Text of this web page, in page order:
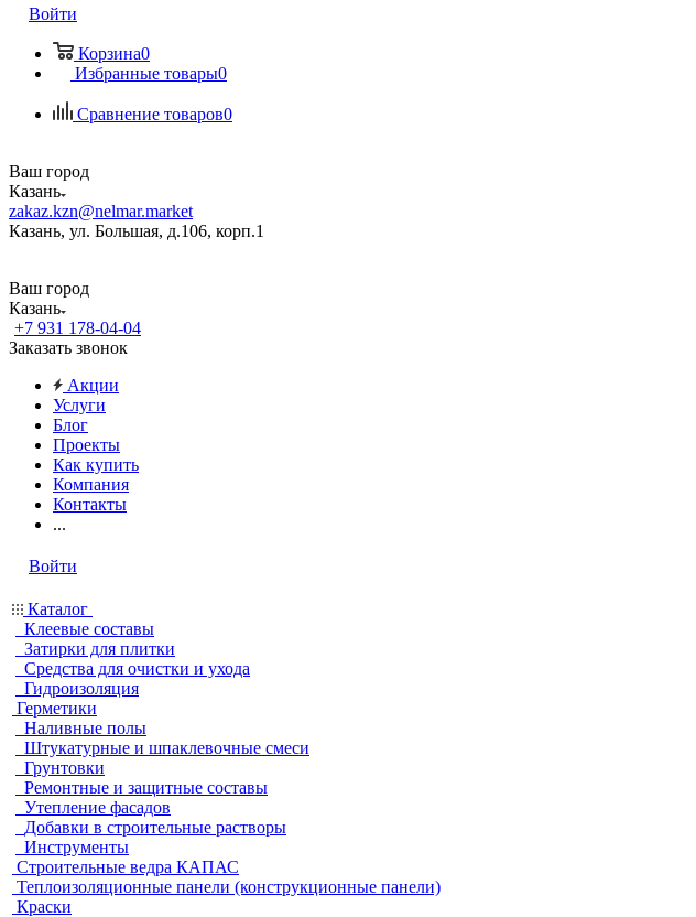
Войти
Корзина0
Избранные товары0
Сравнение товаров0
Ваш город
Казань
zakaz.kzn@nelmar.market
Казань, ул. Большая, д.106, корп.1
Ваш город
Казань
+7 931 178-04-04
Заказать звонок
Акции
Услуги
Блог
Проекты
Как купить
Компания
Контакты
...
Войти
Каталог
Клеевые составы
Затирки для плитки
Средства для очистки и ухода
Гидроизоляция
Герметики
Наливные полы
Штукатурные и шпаклевочные смеси
Грунтовки
Ремонтные и защитные составы
Утепление фасадов
Добавки в строительные растворы
Инструменты
Строительные ведра КАПАС
Теплоизоляционные панели (конструкционные панели)
Краски